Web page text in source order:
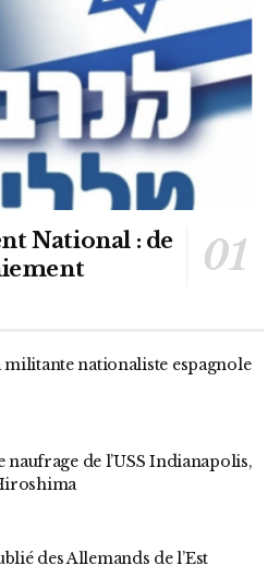
National : de
militante nationaliste espagnole
naufrage de l’USS Indianapolis,
des Allemands de l’Est